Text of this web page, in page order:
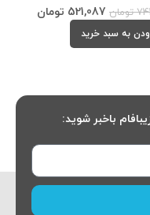
تومان 521,087 تومان
به سبد خرید
باخبر شوید: